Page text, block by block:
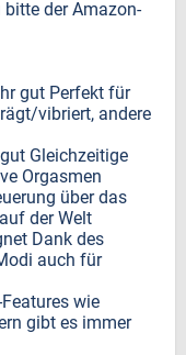
der Amazon-
gut Perfekt für
vibriert, andere
Gleichzeitige
Orgasmen
über das
der Welt
Dank des
auch für
wie
gibt es immer